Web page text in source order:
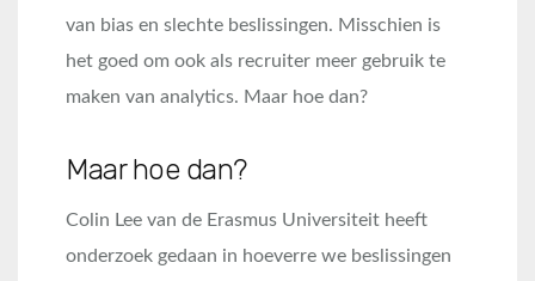
van bias en slechte beslissingen. Misschien is
het goed om ook als recruiter meer gebruik te
maken van analytics. Maar hoe dan?
Maar hoe dan?
Colin Lee van de Erasmus Universiteit heeft
onderzoek gedaan in hoeverre we beslissingen